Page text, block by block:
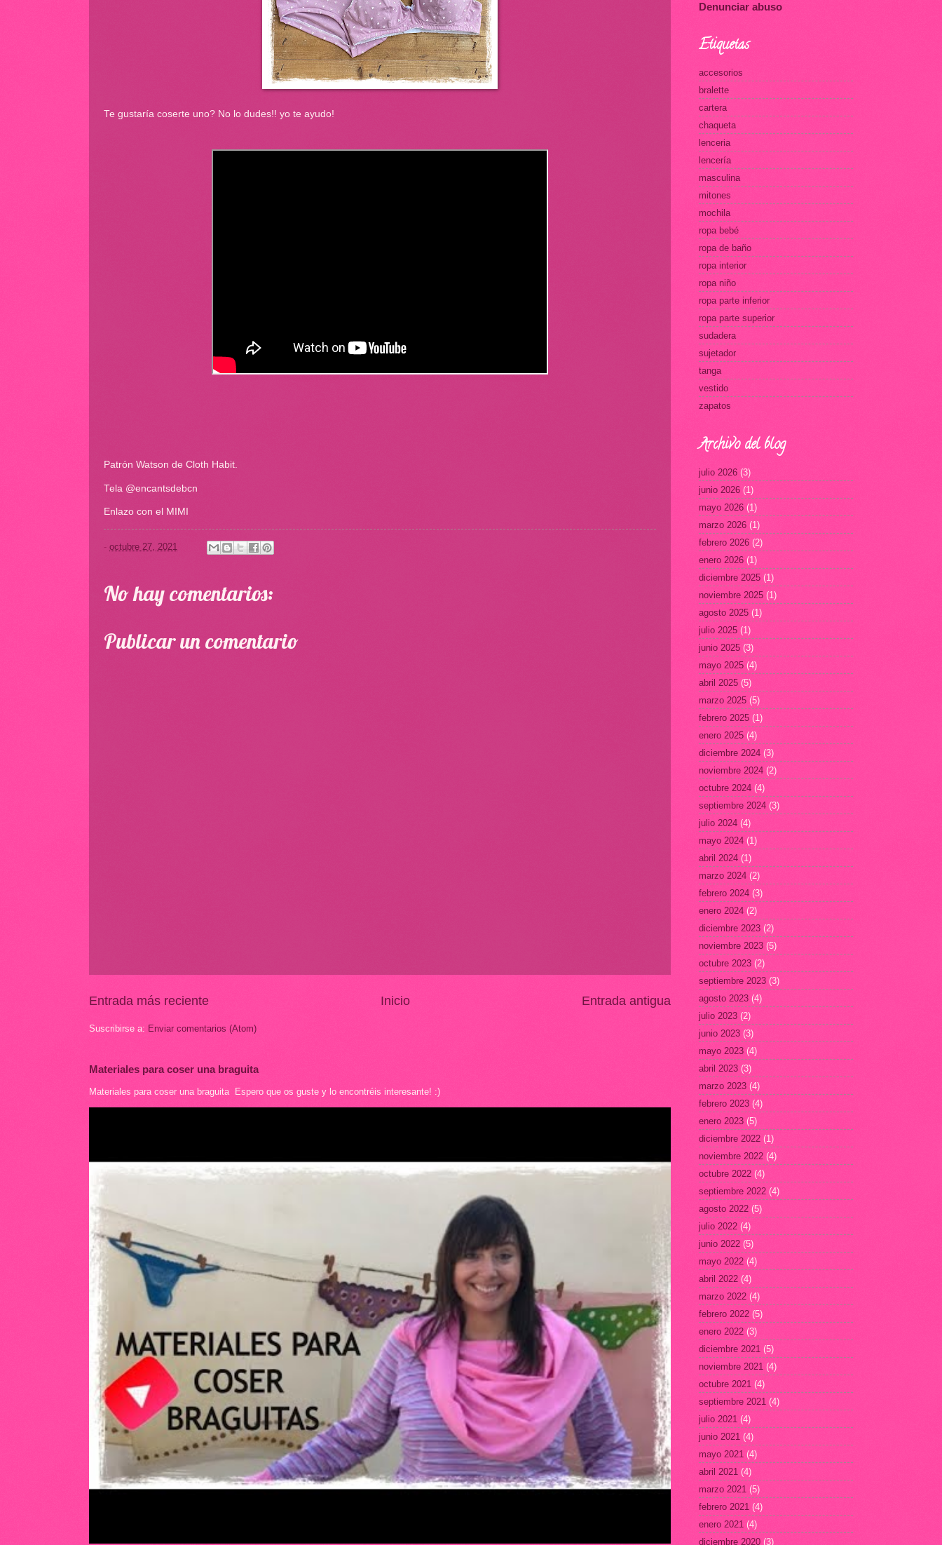
Te gustaría coserte uno? No lo dudes!! yo te ayudo!
Patrón Watson de Cloth Habit.
Tela @encantsdebcn
Enlazo con el MIMI
- octubre 27, 2021
No hay comentarios:
Publicar un comentario
Entrada más reciente Entrada antigua
Inicio
Suscribirse a: Enviar comentarios (Atom)
Materiales para coser una braguita
Materiales para coser una braguita Espero que os guste y lo encontréis interesante! :)
Denunciar abuso
Etiquetas
accesorios
bralette
cartera
chaqueta
lenceria
lencería
masculina
mitones
mochila
ropa bebé
ropa de baño
ropa interior
ropa niño
ropa parte inferior
ropa parte superior
sudadera
sujetador
tanga
vestido
zapatos
Archivo del blog
julio 2026 (3)
junio 2026 (1)
mayo 2026 (1)
marzo 2026 (1)
febrero 2026 (2)
enero 2026 (1)
diciembre 2025 (1)
noviembre 2025 (1)
agosto 2025 (1)
julio 2025 (1)
junio 2025 (3)
mayo 2025 (4)
abril 2025 (5)
marzo 2025 (5)
febrero 2025 (1)
enero 2025 (4)
diciembre 2024 (3)
noviembre 2024 (2)
octubre 2024 (4)
septiembre 2024 (3)
julio 2024 (4)
mayo 2024 (1)
abril 2024 (1)
marzo 2024 (2)
febrero 2024 (3)
enero 2024 (2)
diciembre 2023 (2)
noviembre 2023 (5)
octubre 2023 (2)
septiembre 2023 (3)
agosto 2023 (4)
julio 2023 (2)
junio 2023 (3)
mayo 2023 (4)
abril 2023 (3)
marzo 2023 (4)
febrero 2023 (4)
enero 2023 (5)
diciembre 2022 (1)
noviembre 2022 (4)
octubre 2022 (4)
septiembre 2022 (4)
agosto 2022 (5)
julio 2022 (4)
junio 2022 (5)
mayo 2022 (4)
abril 2022 (4)
marzo 2022 (4)
febrero 2022 (5)
enero 2022 (3)
diciembre 2021 (5)
noviembre 2021 (4)
octubre 2021 (4)
septiembre 2021 (4)
julio 2021 (4)
junio 2021 (4)
mayo 2021 (4)
abril 2021 (4)
marzo 2021 (5)
febrero 2021 (4)
enero 2021 (4)
diciembre 2020 (3)